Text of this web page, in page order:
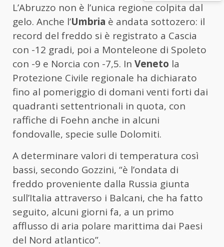
L’Abruzzo non è l’unica regione colpita dal
gelo. Anche l’Umbria è andata sottozero: il
record del freddo si è registrato a Cascia
con -12 gradi, poi a Monteleone di Spoleto
con -9 e Norcia con -7,5. In Veneto la
Protezione Civile regionale ha dichiarato
fino al pomeriggio di domani venti forti dai
quadranti settentrionali in quota, con
raffiche di Foehn anche in alcuni
fondovalle, specie sulle Dolomiti.
A determinare valori di temperatura così
bassi, secondo Gozzini, “è l’ondata di
freddo proveniente dalla Russia giunta
sull’Italia attraverso i Balcani, che ha fatto
seguito, alcuni giorni fa, a un primo
afflusso di aria polare marittima dai Paesi
del Nord atlantico”.